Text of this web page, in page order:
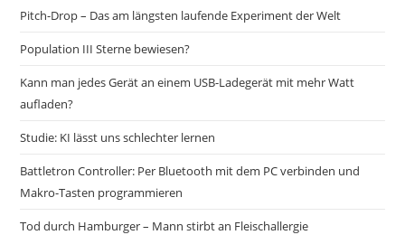
Pitch-Drop – Das am längsten laufende Experiment der Welt
Population III Sterne bewiesen?
Kann man jedes Gerät an einem USB-Ladegerät mit mehr Watt
aufladen?
Studie: KI lässt uns schlechter lernen
Battletron Controller: Per Bluetooth mit dem PC verbinden und
Makro-Tasten programmieren
Tod durch Hamburger – Mann stirbt an Fleischallergie